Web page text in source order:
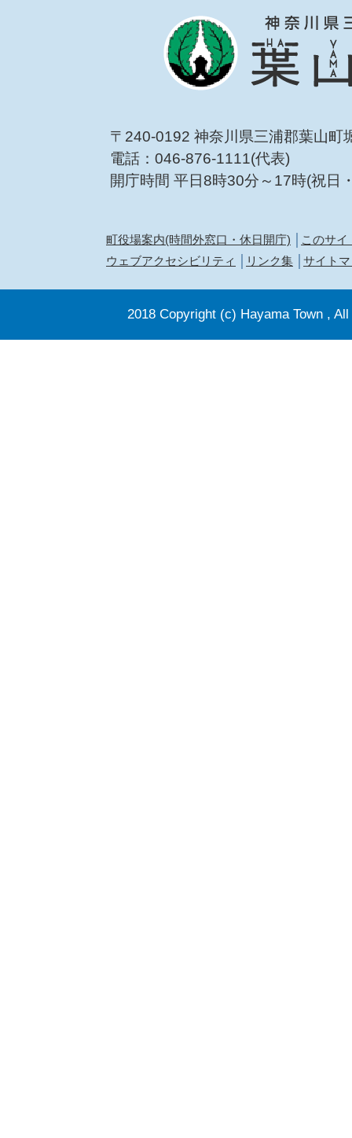
〒240-0192 神奈川県三浦郡葉山町
電話：046-876-1111(代表)
開庁時間 平日8時30分～17時(祝日
町役場案内(時間外窓口・休日開庁)
このサイ
ウェブアクセシビリティ
リンク集 サイト
2018 Copyright (c) Hayama Town ,